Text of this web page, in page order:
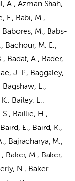
A., Azman Shah,
F., Babi, M.,
M., Babs-
Bachour, M. E.,
Badat, A., Bader,
J. P., Baggaley,
L.,
Bailey, L.,
S., Baillie, H.,
E., Baird, K.,
Bajracharya, M.,
Baker, M., Baker,
N., Baker-